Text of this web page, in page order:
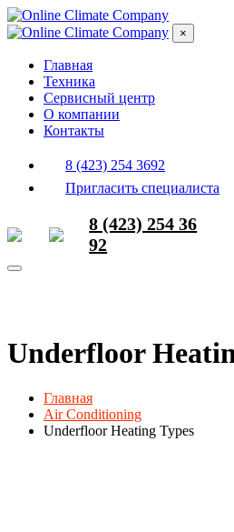
×
Главная
Техника
Сервисный центр
О компании
Контакты
8 (423) 254 3692
Пригласить специалиста
8 (423) 254 36
92
Underfloor
Главная
Air Conditioning
Underfloor Heating Types